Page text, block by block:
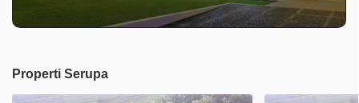
Properti Serupa